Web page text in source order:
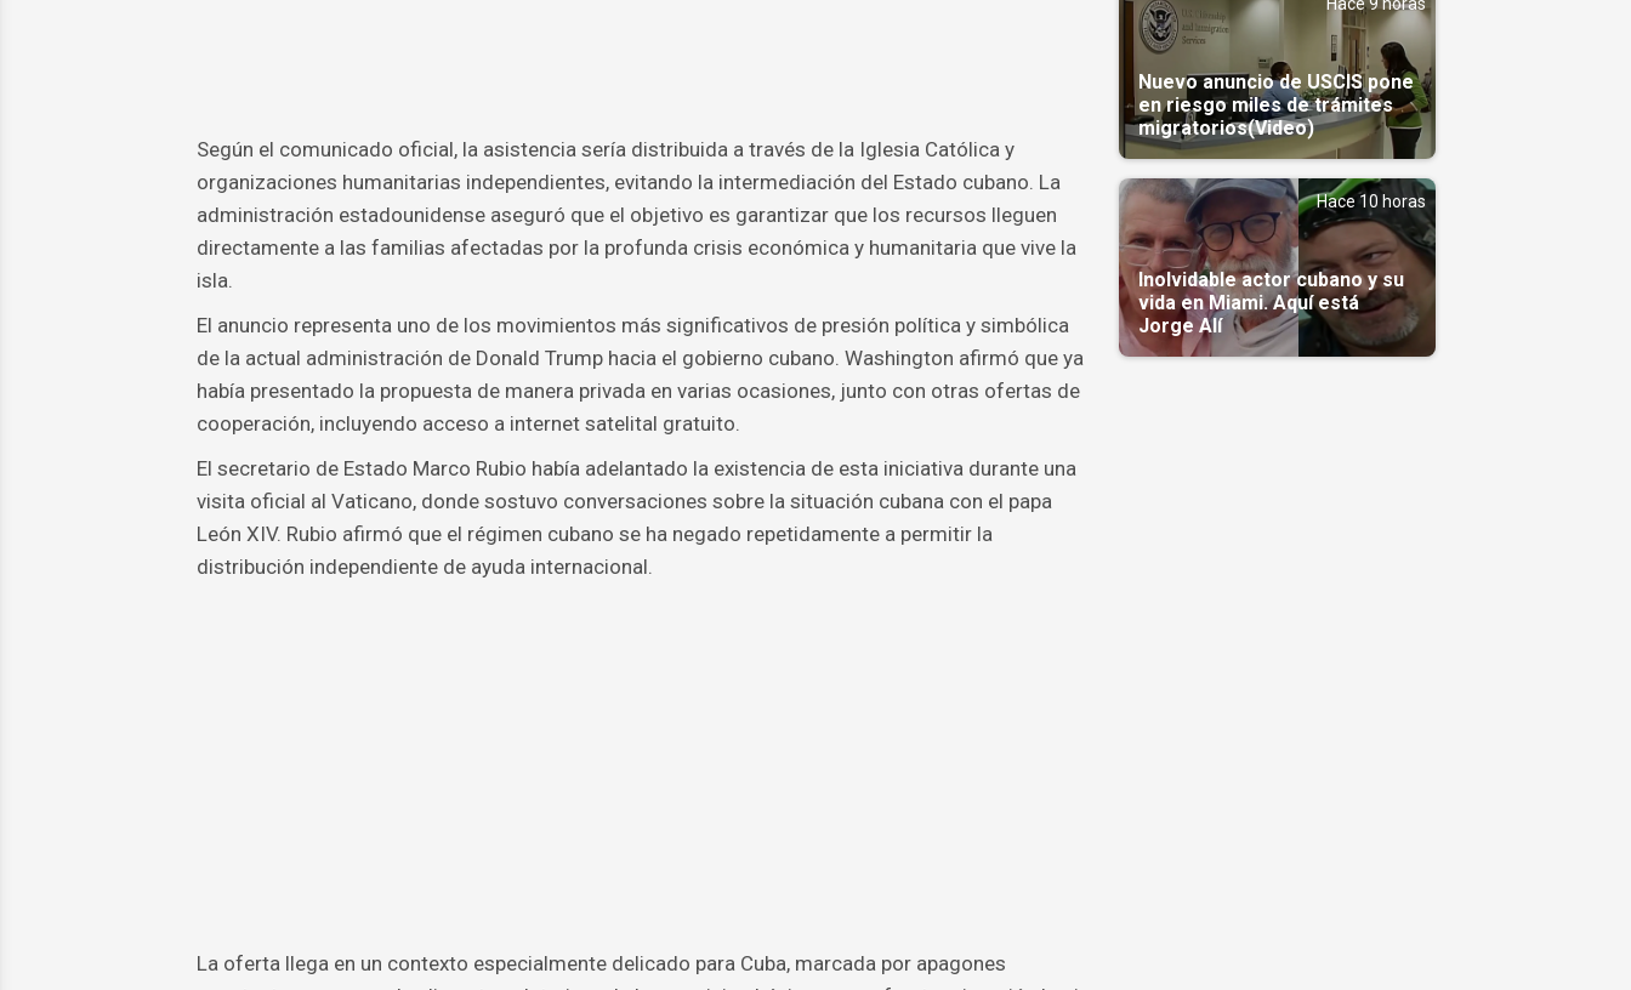
Según el comunicado oficial, la asistencia sería distribuida a través de la Iglesia Católica y
organizaciones humanitarias independientes, evitando la intermediación del Estado cubano. La
administración estadounidense aseguró que el objetivo es garantizar que los recursos lleguen
directamente a las familias afectadas por la profunda crisis económica y humanitaria que vive la
isla.
El anuncio representa uno de los movimientos más significativos de presión política y simbólica
de la actual administración de Donald Trump hacia el gobierno cubano. Washington afirmó que ya
había presentado la propuesta de manera privada en varias ocasiones, junto con otras ofertas de
cooperación, incluyendo acceso a internet satelital gratuito.
El secretario de Estado Marco Rubio había adelantado la existencia de esta iniciativa durante una
visita oficial al Vaticano, donde sostuvo conversaciones sobre la situación cubana con el papa
León XIV. Rubio afirmó que el régimen cubano se ha negado repetidamente a permitir la
distribución independiente de ayuda internacional.
La oferta llega en un contexto especialmente delicado para Cuba, marcada por apagones
Hace 9 horas
Nuevo anuncio de USCIS pone
en riesgo miles de trámites
migratorios(Video)
Hace 10 horas
Inolvidable actor cubano y su
vida en Miami. Aquí está
Jorge Alí